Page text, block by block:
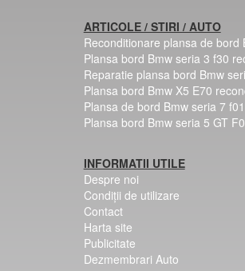
ARTICOLE / STIRI / AUTO
Reconditionare plansa de bord
Plansa bord Bmw seria 3 f30
Reparatie plansa bord Bmw
Plansa bord Bmw X5 E70
Plansa de bord Bmw seria 7
Plansa bord Bmw seria 5 GT
INFORMATII UTILE
Despre noi
Condiții de utilizare
Contact
Harta site
Publicitate
Dezmembrari Auto